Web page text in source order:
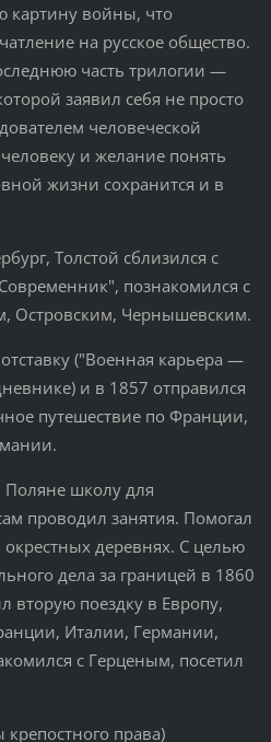
картину войны, что
на русское общество.
часть трилогии —
заявил себя не просто
человеческой
и желание понять
жизни сохранится и в
Толстой сблизился с
познакомился с
Островским, Чернышевским.
("Военная карьера —
и в 1857 отправился
путешествие по Франции,
школу для
проводил занятия. Помогал
деревнях. С целью
дела за границей в 1860
вторую поездку в Европу,
Италии, Германии,
с Герценым, посетил
права)